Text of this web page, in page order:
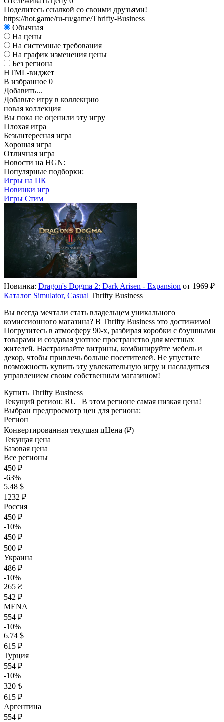
Поделитесь ссылкой со своими друзьями!
https://hot.game/ru-ru/game/Thrifty-Business
Обычная
На цены
На системные требования
На график изменения цены
Без региона
HTML-виджет
В избранное 0
Добавить...
Добавьте игру в коллекцию
новая коллекция
Вы пока не оценили эту игру
Плохая игра
Безынтересная игра
Хорошая игра
Отличная игра
Новости на HGN:
Популярные подборки:
Игры на ПК
Новинки игр
Игры Стим
Новинка: Dragon's Dogma 2: Dark Arisen - Expansion от 1969 ₽
Каталог Simulator, Casual Thrifty Business
Вы всегда мечтали стать владельцем уникального
комиссионного магазина? В Thrifty Business это достижимо!
Погрузитесь в атмосферу 90-х, разбирая коробки с бэушными
товарами и создавая уютное пространство для местных
жителей. Настраивайте витрины, комбинируйте мебель и
декор, чтобы привлечь больше посетителей. Не упустите
возможность купить эту увлекательную игру и насладиться
управлением своим собственным магазином!
Купить Thrifty Business
Текущий регион: RU | В этом регионе самая низкая цена!
Выбран предпросмотр цен для региона:
Регион
Конвертированная текущая цЦена (₽)
Текущая цена
Базовая цена
Все регионы
450 ₽
-63%
5.48 $
1232 ₽
Россия
450 ₽
-10%
450 ₽
500 ₽
Украина
486 ₽
-10%
265 ₴
542 ₽
MENA
554 ₽
-10%
6.74 $
615 ₽
Турция
554 ₽
-10%
320 ₺
615 ₽
Аргентина
554 ₽